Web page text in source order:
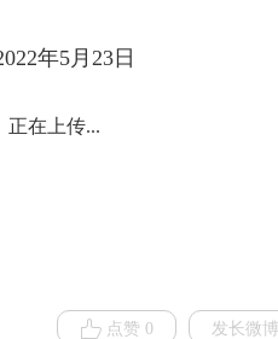
年5月23日
点赞 0 发长微博